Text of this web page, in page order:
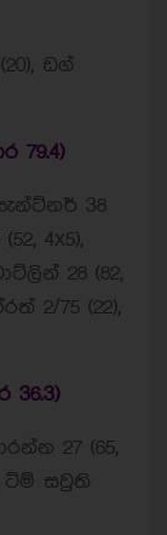
ඩග්
79.4)
38
4x5),
28 (82,
2/75 (22),
36.3)
27 (65,
ටිම් සවුති